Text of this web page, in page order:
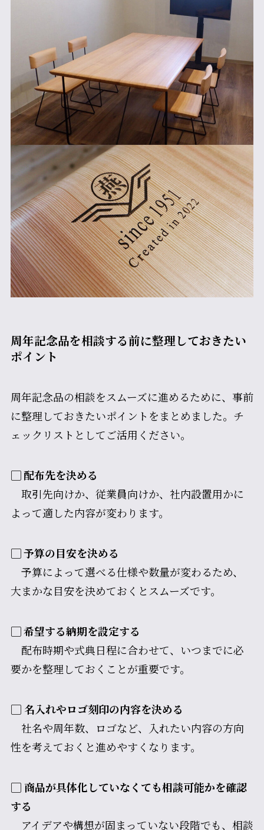
周年記念品を相談する前に整理しておきたい
ポイント
周年記念品の相談をスムーズに進めるために、事前
に整理しておきたいポイントをまとめました。チ
ェックリストとしてご活用ください。
▢ 配布先を決める
取引先向けか、従業員向けか、社内設置用かに
よって適した内容が変わります。
▢予算の目安を決める
予算によって選べる仕様や数量が変わるため、
大まかな目安を決めておくとスムーズです。
▢ 希望する納期を設定する
配布時期や式典日程に合わせて、いつまでに必
要かを整理しておくことが重要です。
▢ 名入れやロゴ刻印の内容を決める
社名や周年数、ロゴなど、入れたい内容の方向
性を考えておくと進めやすくなります。
▢ 商品が具体化していなくても相談可能かを確認
する
アイデアや構想が固まっていない段階でも、相談